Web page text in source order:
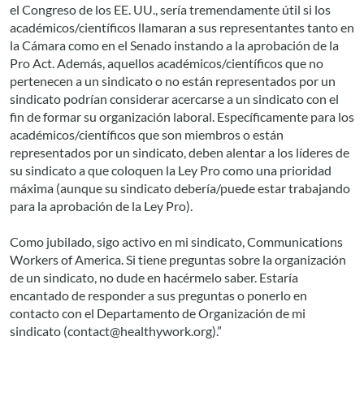
el Congreso de los EE. UU., sería tremendamente útil si los
académicos/científicos llamaran a sus representantes tanto en
la Cámara como en el Senado instando a la aprobación de la
Pro Act. Además, aquellos académicos/científicos que no
pertenecen a un sindicato o no están representados por un
sindicato podrían considerar acercarse a un sindicato con el
fin de formar su organización laboral. Específicamente para los
académicos/científicos que son miembros o están
representados por un sindicato, deben alentar a los líderes de
su sindicato a que coloquen la Ley Pro como una prioridad
máxima (aunque su sindicato debería/puede estar trabajando
para la aprobación de la Ley Pro).
Como jubilado, sigo activo en mi sindicato, Communications
Workers of America. Si tiene preguntas sobre la organización
de un sindicato, no dude en hacérmelo saber. Estaría
encantado de responder a sus preguntas o ponerlo en
contacto con el Departamento de Organización de mi
sindicato (contact@healthywork.org).”